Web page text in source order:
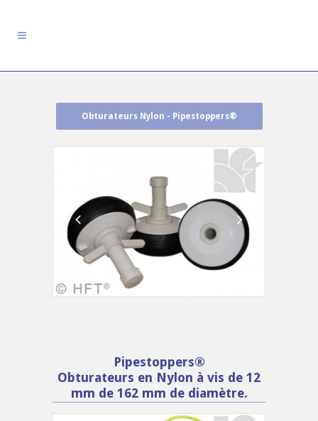
Obturateurs Nylon - Pipestoppers®
Pipestoppers®
Obturateurs en Nylon à vis de 12
mm de 162 mm de diamètre.